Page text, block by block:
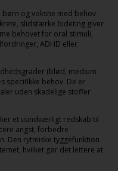
børn og voksne med behov
slidstærke bideting giver
behovet for oral stimuli,
ADHD eller
(blød, medium
specifikke behov. De er
uden skadelige stoffer
et uundværligt redskab til
angst, forbedre
Den rytmiske tyggefunktion
hvilket gør det lettere at